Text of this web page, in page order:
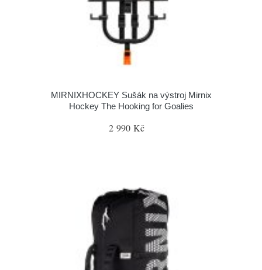
MIRNIXHOCKEY Sušák na výstroj Mirnix
Hockey The Hooking for Goalies
2 990 Kč